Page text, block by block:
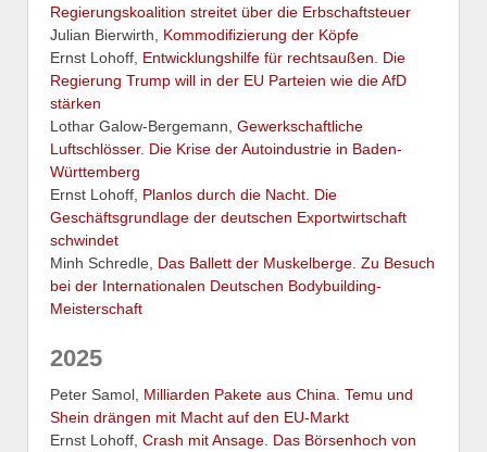
Regierungskoalition streitet über die Erbschaftsteuer
Julian Bierwirth, Kommodifizierung der Köpfe
Ernst Lohoff, Entwicklungshilfe für rechtsaußen. Die
Regierung Trump will in der EU Parteien wie die AfD
stärken
Lothar Galow-Bergemann, Gewerkschaftliche
Luftschlösser. Die Krise der Autoindustrie in Baden-
Württemberg
Ernst Lohoff, Planlos durch die Nacht. Die
Geschäftsgrundlage der deutschen Exportwirtschaft
schwindet
Minh Schredle, Das Ballett der Muskelberge. Zu Besuch
bei der Internationalen Deutschen Bodybuilding-
Meisterschaft
2025
Peter Samol, Milliarden Pakete aus China. Temu und
Shein drängen mit Macht auf den EU-Markt
Ernst Lohoff, Crash mit Ansage. Das Börsenhoch von